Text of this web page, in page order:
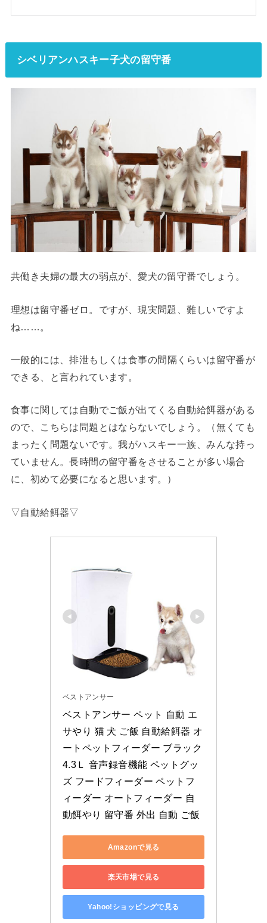
シベリアンハスキー子犬の留守番
共働き夫婦の最大の弱点が、愛犬の留守番でしょう。
理想は留守番ゼロ。ですが、現実問題、難しいですよ
ね……。
一般的には、排泄もしくは食事の間隔くらいは留守番が
できる
、と言われています。
食事に関しては自動でご飯が出てくる自動給餌器がある
ので、こちらは問題とはならないでしょう。
（無くても
まったく問題ないです。我がハスキー一族、みんな持っ
ていません。長時間の留守番をさせることが多い場合
に、初めて必要になると思います。）
▽自動給餌器▽
ベストアンサー
ベストアンサー ペット 自動 エ
サやり 猫 犬 ご飯 自動給餌器 オ
ートペットフィーダー ブラック
4.3Ｌ 音声録音機能 ペットグッ
ズ フードフィーダー ペットフ
ィーダー オートフィーダー 自
動餌やり 留守番 外出 自動 ご飯
Amazonで見る
楽天市場で見る
Yahoo!ショッピングで見る